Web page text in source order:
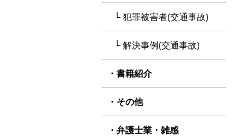
犯罪被害者(交通事故)
解決事例(交通事故)
書籍紹介
その他
弁護士業・雑感